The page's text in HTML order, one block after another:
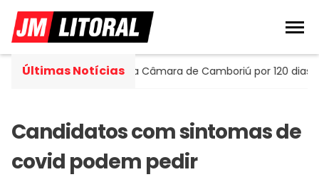
Últimas Notícias
cadeira na Câmara de Camboriú por 120 dias
Candidatos com sintomas de
covid podem pedir